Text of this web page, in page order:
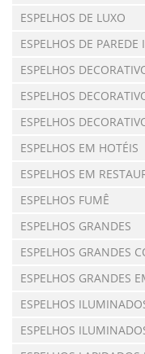
ESPELHOS DE LUXO
ESPELHOS DE PAREDE
ESPELHOS
ESPELHOS
ESPELHOS
ESPELHOS EM HOTÉIS
ESPELHOS EM
ESPELHOS FUMÊ
ESPELHOS GRANDES
ESPELHOS GRANDES
ESPELHOS GRANDES
ESPELHOS
ESPELHOS